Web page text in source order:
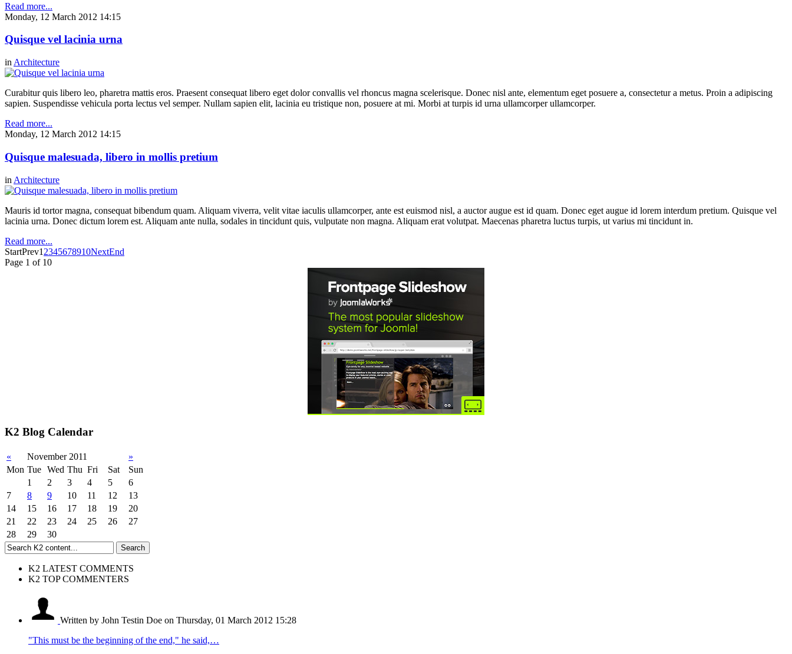
Read more...
Monday, 12 March 2012 14:15
Quisque vel lacinia urna
in Architecture
Curabitur quis libero leo, pharetra mattis eros. Praesent consequat libero eget dolor convallis vel rhoncus magna scelerisque. Donec nisl ante, elementum eget posuere a, consectetur a metus. Proin a adipiscing
sapien. Suspendisse vehicula porta lectus vel semper. Nullam sapien elit, lacinia eu tristique non, posuere at mi. Morbi at turpis id urna ullamcorper ullamcorper.
Read more...
Monday, 12 March 2012 14:15
Quisque malesuada, libero in mollis pretium
in Architecture
Mauris id tortor magna, consequat bibendum quam. Aliquam viverra, velit vitae iaculis ullamcorper, ante est euismod nisl, a auctor augue est id quam. Donec eget augue id lorem interdum pretium. Quisque vel
lacinia urna. Donec dictum lorem est. Aliquam ante nulla, sodales in tincidunt quis, vulputate non magna. Aliquam erat volutpat. Maecenas pharetra luctus turpis, ut varius mi tincidunt in.
Read more...
StartPrev1 2345678910NextEnd
Page 1 of 10
K2 Blog Calendar
« November 2011
»
Mon Tue Wed Thu Fri Sat
Sun
1
2 3 4 5
6
7
8 9 10 11 12
13
14
15 16 17 18 19
20
21
22 23 24 25 26
27
28
29 30
K2 LATEST COMMENTS
K2 TOP COMMENTERS
Written by John Testin Doe on Thursday, 01 March 2012 15:28
"This must be the beginning of the end," he said,…